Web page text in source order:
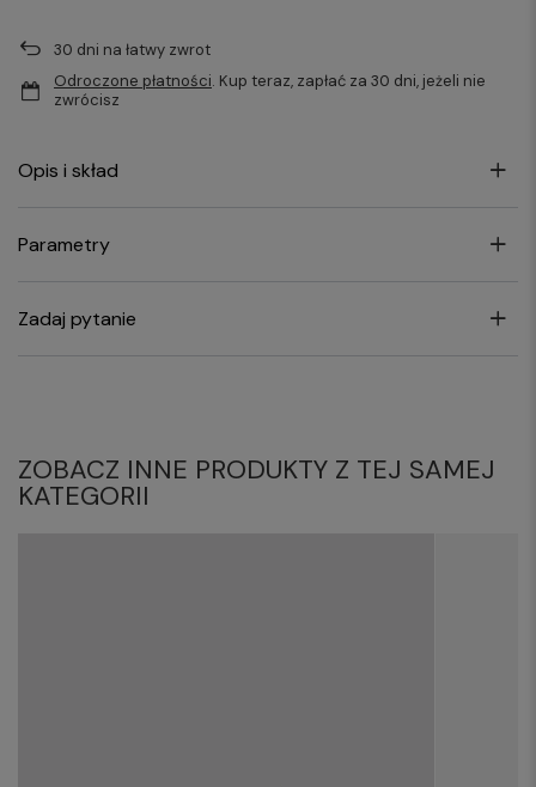
30 dni na łatwy zwrot
Odroczone płatności. Kup teraz, zapłać za 30 dni, jeżeli nie
zwrócisz
Opis i skład
Parametry
Zadaj pytanie
ZOBACZ INNE PRODUKTY Z TEJ SAMEJ
KATEGORII